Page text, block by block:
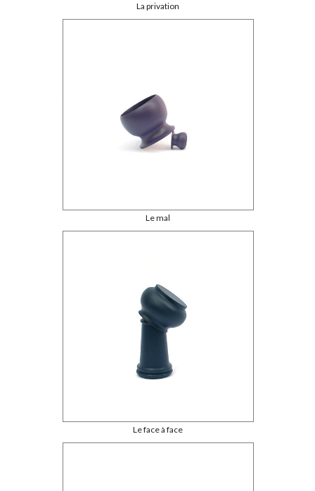
La privation
Le mal
Le face à face